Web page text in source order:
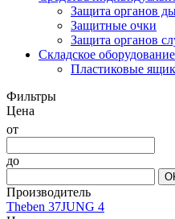
Защита органов
Защитные очки
Защита органов
Складское оборудование
Пластиковые
Фильтры
Цена
от
до
Производитель
Theben 37JUNG 4